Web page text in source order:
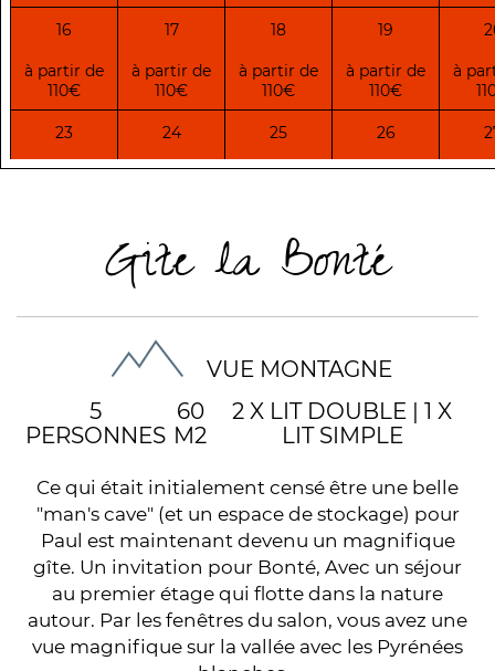
16 17 18 19
à partir de
110€
à partir de
110€
à partir de
110€
à partir de
110€
à
23 24 25 26
à partir de
à partir de
à partir de
à partir de
à
à partir de
à partir de
à partir de
Gite la Bonté
VUE MONTAGNE
5
PERSONNES
60
M2
2 X LIT DOUBLE |1 X
LIT SIMPLE
Ce qui était initialement censé être une belle
"man's cave" (et un espace de stockage) pour
Paul est maintenant devenu un magnifique
gîte. Un invitation pour Bonté, Avec un séjour
au premier étage qui flotte dans la nature
autour. Par les fenêtres du salon, vous avez une
vue magnifique sur la vallée avec les Pyrénées